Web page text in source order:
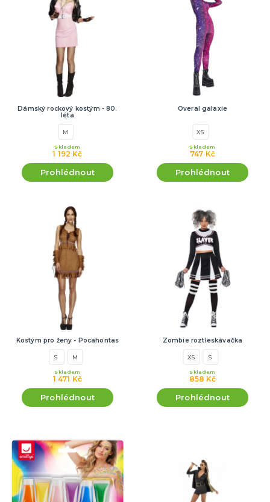
Dámský rockový kostým - 80.
léta
M
1 192 Kč
Skladem
Prohlédnout
Overal galaxie
XS
747 Kč
Skladem
Prohlédnout
Kostým pro ženy - Pocahontas
S M
1 471 Kč
Skladem
Prohlédnout
Zombie roztleskávačka
XS S
858 Kč
Skladem
Prohlédnout